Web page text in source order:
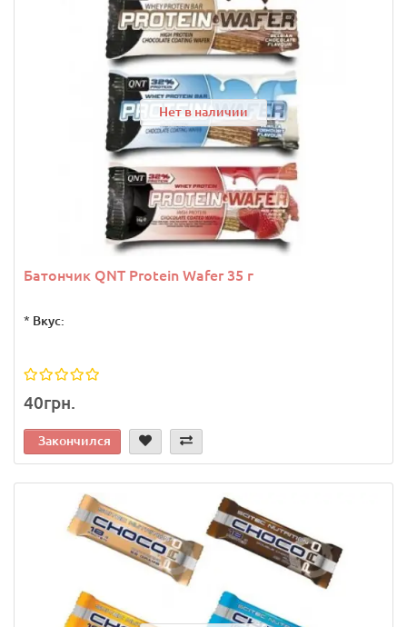
Нет в наличии
Батончик QNT Protein Wafer 35 г
* Вкус:
40грн.
Закончился